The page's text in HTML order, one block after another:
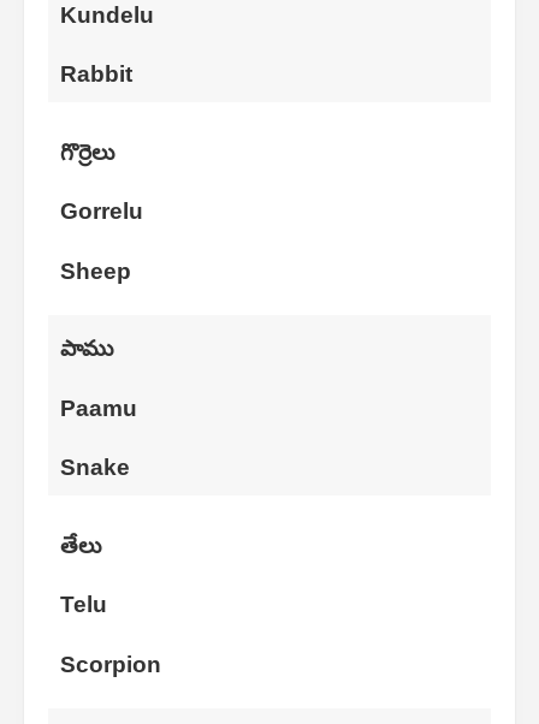
Kundelu
Rabbit
గొర్రెలు
Gorrelu
Sheep
పాము
Paamu
Snake
తేలు
Telu
Scorpion